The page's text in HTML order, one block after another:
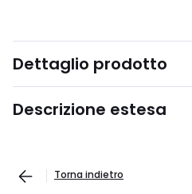
Dettaglio prodotto
Descrizione estesa
Torna indietro